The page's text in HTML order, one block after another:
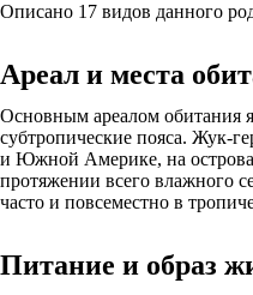
Описано 17 видов данного
Ареал и места
Основным ареалом обитания
субтропические пояса. Жук-
и Южной Америке, на
протяжении всего влажного
часто и повсеместно в
Питание и образ